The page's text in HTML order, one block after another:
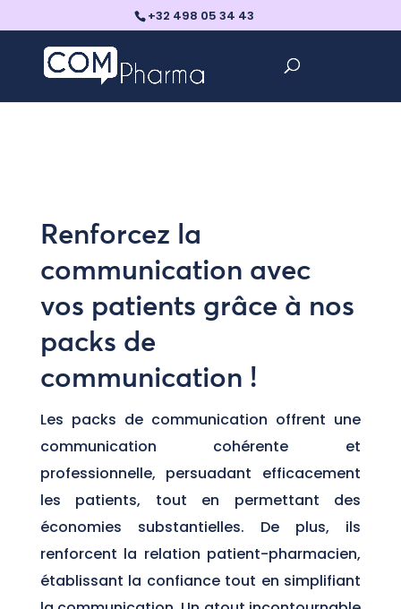
+32 498 05 34 43
Renforcez la
communication avec
vos patients grâce à nos
packs de
communication !
Les packs de communication offrent une
communication cohérente et
professionnelle, persuadant efficacement
les patients, tout en permettant des
économies substantielles. De plus, ils
renforcent la relation patient-pharmacien,
établissant la confiance tout en simplifiant